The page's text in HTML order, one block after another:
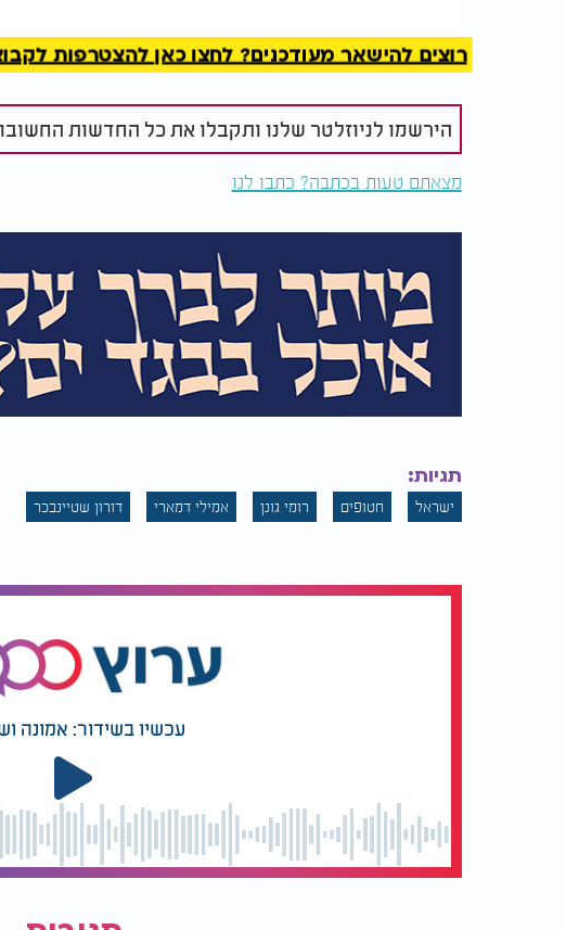
שעדיין מחכות בכאב. עלינו לפעול יחד למען שחרורם
שעדיין נמצא בשבי זקוק לקבל סיוע הומניטרי מיידי.
ברוך מתיר אסורים.
רוצים להישאר מעודכנים? לחצו כאן להצטרפות לקבוצות
הירשמו לניוזלטר שלנו ותקבלו את כל החדשות
מצאתם טעות בכתבה? כתבו לנו
תגיות:
ישראל חטופים רומי גונן אמילי דמארי דורון שטיינבכר
עכשיו בשידור: אמונה